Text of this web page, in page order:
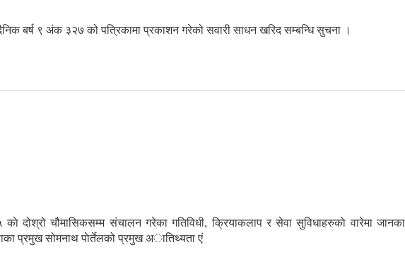
बर्ष ९ अंक ३२७ को पत्रिकामा प्रकाशन गरेको सवारी साधन खरिद सम्बन्धि सुचना ।
दोश्रो चौमासिकसम्म स‌ंचालन गरेका गतिविधी, क्रियाकलाप र सेवा सुविधाहरुकाे वारेमा
प्रमुख सोमनाथ पाेर्तेलको प्रमुख अातिथ्यता एं